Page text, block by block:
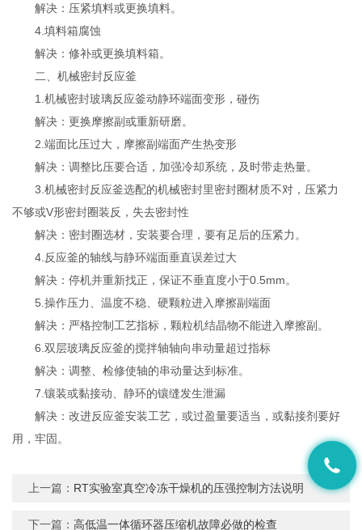
解决：压紧填料或更换填料。
4.填料箱腐蚀
解决：修补或更换填料箱。
二、机械密封反应釜
1.机械密封玻璃反应釜动静环端面变形，碰伤
解决：更换摩擦副或重新研磨。
2.端面比压过大，摩擦副端面产生热变形
解决：调整比压要合适，加强冷却系统，及时带走热量。
3.机械密封反应釜选配的机械密封里密封圈材质不对，压紧力
不够或V形密封圈装反，失去密封性
解决：密封圈选材，安装要合理，要有足后的压紧力。
4.反应釜的轴线与静环端面垂直误差过大
解决：停机并重新找正，保证不垂直度小于0.5mm。
5.操作压力、温度不稳、硬颗粒进入摩擦副端面
解决：严格控制工艺指标，颗粒机结晶物不能进入摩擦副。
6.双层玻璃反应釜的搅拌轴轴向串动量超过指标
解决：调整、检修使轴的串动量达到标准。
7.镶装或黏接动、静环的镶缝发生泄漏
解决：改进反应釜安装工艺，或过盈量要适当，或黏接剂要好
用，牢固。
上一篇： RT实验室真空冷冻干燥机的压强控制方法说明
下一篇：高低温一体循环器压缩机故障必做的检查